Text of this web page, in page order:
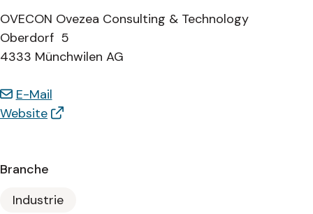
OVECON Ovezea Consulting & Technology
Oberdorf 5
4333 Münchwilen AG
E-Mail
Website
Branche
Industrie